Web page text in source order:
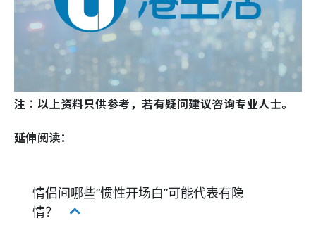
注︰以上资料只供参考，若有疑问建议咨询专业人士。
延伸阅读：
情侣间哪些“惯性开场白”可能代表有隐
情？